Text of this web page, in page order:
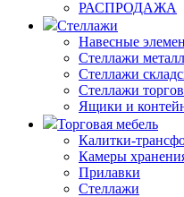
РАСПРОДАЖА
Стеллажи
Навесные
Стеллажи
Стеллажи
Стеллажи
Ящики и
Торговая мебель
Калитки-
Камеры
Прилавки
Стеллажи